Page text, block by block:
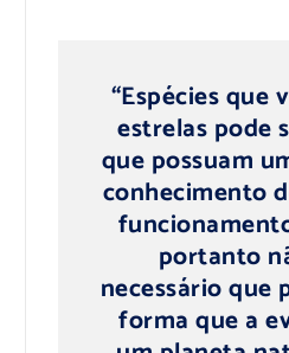
“Espécies que
estrelas pode
que possuam
conhecimento
portanto
necessário que
forma que a